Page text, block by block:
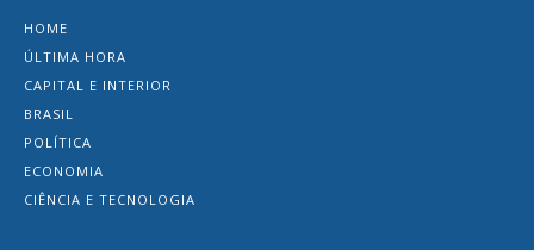
HOME
ÚLTIMA HORA
CAPITAL E INTERIOR
BRASIL
POLÍTICA
ECONOMIA
CIÊNCIA E TECNOLOGIA